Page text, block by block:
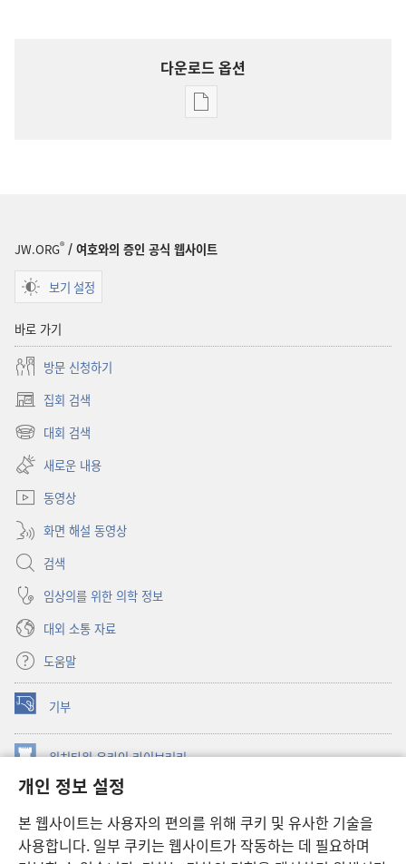
개인 정보 설정
본 웹사이트는 사용자의 편의를 위해 쿠키 및 유사한 기술을
사용합니다. 일부 쿠키는 웹사이트가 작동하는 데 필요하며
다운로드 옵션
출판물
JW.ORG® / 여호와의 증인 공식 웹사이트
보기 설정
바로 가기
방문 신청하기
집회 검색
(새로운
창
대회 검색
(새로운
창
열기)
새로운 내용
동영상
화면 해설 동영상
검색
임상의를 위한 의학 정보
대외 소통 자료
도움말
기부
(새로운
창
열기) 워치타워 온라인 라이브러리
창
JW Hub ®
창
열기) JW 라이브러리